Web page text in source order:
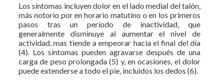
Los síntomas incluyen dolor en el lado medial del talón,
más notorio por en horario matutino o en los primeros
pasos tras un período de inactividad, que
generalmente disminuye al aumentar el nivel de
actividad, mas tiende a empeorar hacia el final del día
(4). Los síntomas pueden agravarse después de una
carga de peso prolongada (5) y, en ocasiones, el dolor
puede extenderse a todo el pie, incluidos los dedos (6).